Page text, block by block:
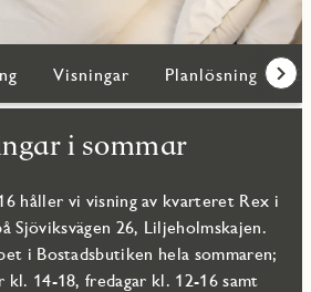
Visningar Planlösning
i sommar
håller vi visning av kvarteret Rex i
Sjöviksvägen 26, Liljeholmskajen.
i Bostadsbutiken hela sommaren;
kl. 14-18, fredagar kl. 12-16 samt